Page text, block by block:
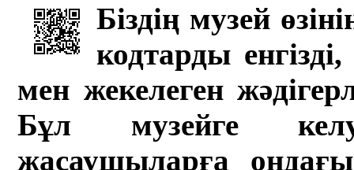
Біздің музей
кодтарды
мен жекелеген
Бұл музейге
жасаушыларға